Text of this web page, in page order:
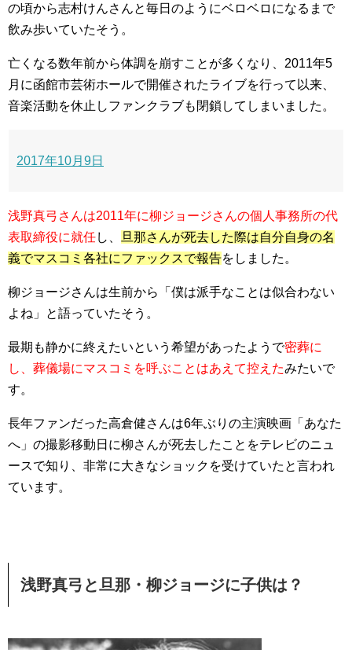
の頃から志村けんさんと毎日のようにベロベロになるまで
飲み歩いていたそう。
亡くなる数年前から体調を崩すことが多くなり、2011年5
月に函館市芸術ホールで開催されたライブを行って以来、
音楽活動を休止しファンクラブも閉鎖してしまいました。
2017年10月9日
浅野真弓さんは2011年に柳ジョージさんの個人事務所の代
表取締役に就任し、 旦那さんが死去した際は自分自身の名
義でマスコミ各社にファックスで報告をしました。
柳ジョージさんは生前から
「僕は派手なことは似合わない
よね」
と語っていたそう。
最期も静かに終えたいという希望があったようで密葬に
し、葬儀場にマスコミを呼ぶことはあえて控えたみたいで
す。
長年ファンだった高倉健さんは6年ぶりの主演映画「あなた
へ」の撮影移動日に柳さんが死去したことをテレビのニュ
ースで知り、非常に大きなショックを受けていたと言われ
ています。
浅野真弓と旦那・柳ジョージに子供は？